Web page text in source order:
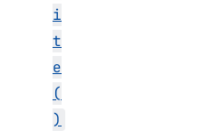
i
t
e
(
)